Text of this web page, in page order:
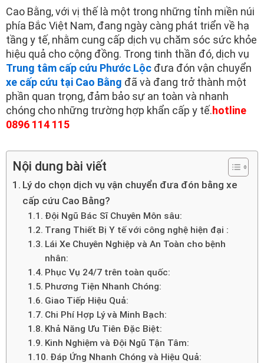
b
o
o
k
t
e
r
u
b
e
e
d
i
n
Cao Bằng, với vị thế là một trong những tỉnh miền núi
phía Bắc Việt Nam, đang ngày càng phát triển về hạ
tầng y tế, nhằm cung cấp dịch vụ chăm sóc sức khỏe
hiệu quả cho cộng đồng. Trong tinh thần đó, dịch vụ
Trung tâm cấp cứu Phước Lộc đưa đón vận chuyển
xe cấp cứu tại Cao Bằng đã và đang trở thành một
phần quan trọng, đảm bảo sự an toàn và nhanh
chóng cho những trường hợp khẩn cấp y tế.hotline
0896 114 115
Nội dung bài viết
Lý do chọn dịch vụ vận chuyển đưa đón bằng xe
cấp cứu Cao Bằng?
Đội Ngũ Bác Sĩ Chuyên Môn sâu:
Trang Thiết Bị Y tế với công nghệ hiện đại :
Lái Xe Chuyên Nghiệp và An Toàn cho bệnh
nhân:
Phục Vụ 24/7 trên toàn quốc:
Phương Tiện Nhanh Chóng:
Giao Tiếp Hiệu Quả:
Chi Phí Hợp Lý và Minh Bạch:
Khả Năng Ưu Tiên Đặc Biệt:
Kinh Nghiệm và Đội Ngũ Tận Tâm:
Đáp Ứng Nhanh Chóng và Hiệu Quả: